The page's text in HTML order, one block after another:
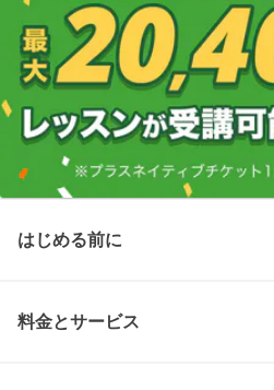
はじめる前に
料金とサービス